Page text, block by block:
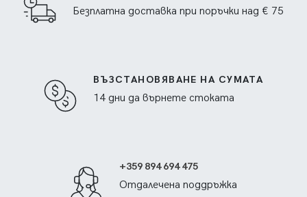
Безплатна доставка при поръчки над € 75
ВЪЗСТАНОВЯВАНЕ НА СУМАТА
14 дни да върнете стоката
+359 894 694 475
Отдалечена поддръжка